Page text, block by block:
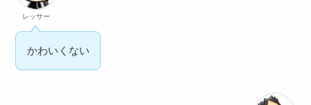
レッサー
かわいくない